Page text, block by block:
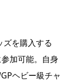
を購入する
加可能。自身
ヘビー級チャ